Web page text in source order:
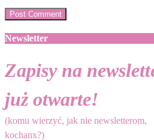
Newsletter
Zapisy na
już otwarte!
(komu wierzyć, jak nie newsletterom,
kochanx?)